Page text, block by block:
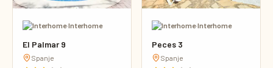
·Interhome
El Palmar 9
Spanje
·Interhome
Peces 3
Spanje